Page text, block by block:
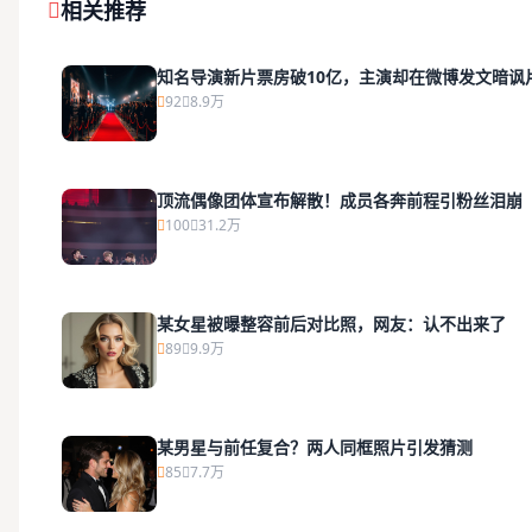
相关推荐
知名导演新片票房破10亿，主演却在微博发文暗讽
92 8.9万
顶流偶像团体宣布解散！成员各奔前程引粉丝泪崩
100 31.2万
某女星被曝整容前后对比照，网友：认不出来了
89 9.9万
某男星与前任复合？两人同框照片引发猜测
85 7.7万